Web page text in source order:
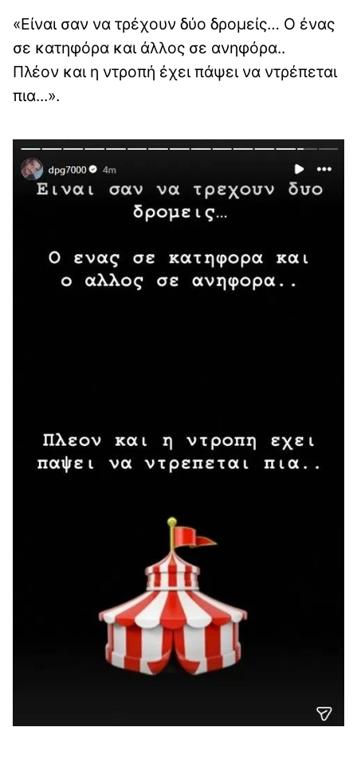
«Είναι σαν να τρέχουν δύο δρομείς… Ο ένας
σε κατηφόρα και άλλος σε ανηφόρα..
Πλέον και η ντροπή έχει πάψει να ντρέπεται
πια...».